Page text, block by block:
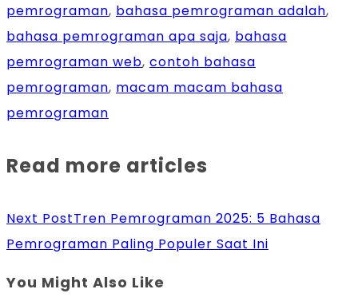
pemrograman, bahasa pemrograman adalah,
bahasa pemrograman apa saja, bahasa
pemrograman web, contoh bahasa
pemrograman, macam macam bahasa
pemrograman
Read more articles
Next PostTren Pemrograman 2025: 5 Bahasa
Pemrograman Paling Populer Saat Ini
You Might Also Like